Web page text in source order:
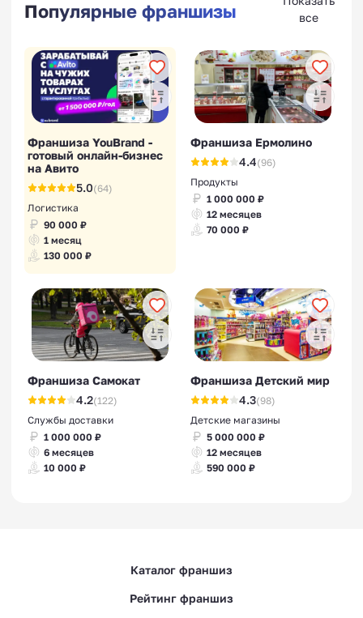
Популярные франшизы
все
Франшиза YouBrand -
готовый онлайн-бизнес
на Авито
5.0(64)
Логистика
90 000 ₽
1 месяц
130 000 ₽
Франшиза Ермолино
4.4(96)
Продукты
1 000 000 ₽
12 месяцев
70 000 ₽
Франшиза Самокат
4.2(122)
Службы доставки
1 000 000 ₽
6 месяцев
10 000 ₽
Франшиза Детский мир
4.3(98)
Детские магазины
5 000 000 ₽
12 месяцев
590 000 ₽
Каталог франшиз
Рейтинг франшиз